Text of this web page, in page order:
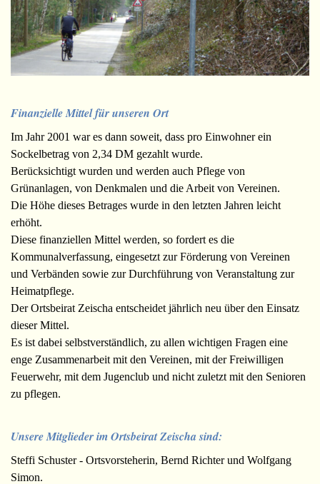
Finanzielle Mittel für unseren Ort
Im Jahr 2001 war es dann soweit, dass pro Einwohner ein
Sockelbetrag von 2,34 DM gezahlt wurde.
Berücksichtigt wurden und werden auch Pflege von
Grünanlagen, von Denkmalen und die Arbeit von Vereinen.
Die Höhe dieses Betrages wurde in den letzten Jahren leicht
erhöht.
Diese finanziellen Mittel werden, so fordert es die
Kommunalverfassung, eingesetzt zur Förderung von Vereinen
und Verbänden sowie zur Durchführung von Veranstaltung zur
Heimatpflege.
Der Ortsbeirat Zeischa entscheidet jährlich neu über den Einsatz
dieser Mittel.
Es ist dabei selbstverständlich, zu allen wichtigen Fragen eine
enge Zusammenarbeit mit den Vereinen, mit der Freiwilligen
Feuerwehr, mit dem Jugenclub und nicht zuletzt mit den Senioren
zu pflegen.
Unsere Mitglieder im Ortsbeirat Zeischa sind:
Steffi Schuster - Ortsvorsteherin, Bernd Richterund Wolfgang
Simon.